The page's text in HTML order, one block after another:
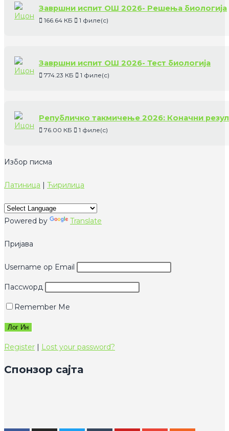
Завршни испит ОШ 2026- Решења биологија
166.64 КБ 1 филе(с)
Завршни испит ОШ 2026- Тест биологија
774.23 КБ 1 филе(с)
Републичко такмичење 2026: Коначни
76.00 КБ 1 филе(с)
Избор писма
Латиница Ћирилица
Powered by Translate
Пријава
Username ор Email
Пассwорд
Remember Me
Register Lost your password?
Спонзор сајта